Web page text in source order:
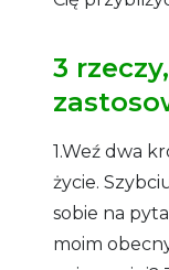
3
1.Weź dwa
życie.
sobie na
moim